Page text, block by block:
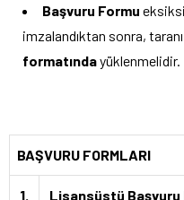
Başvuru Formu
imzalandıktan sonra,
formatındayüklenmelidir.
BAŞVURU FORMLARI
1. Lisansüstü